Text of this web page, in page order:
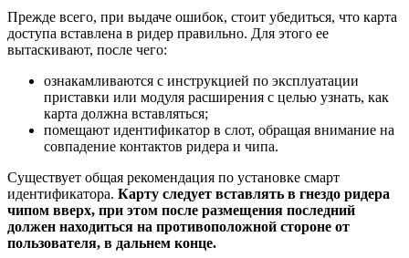
Прежде всего, при выдаче ошибок, стоит убедиться, что карта
доступа вставлена в ридер правильно. Для этого ее
вытаскивают, после чего:
ознакамливаются с инструкцией по эксплуатации
приставки или модуля расширения с целью узнать, как
карта должна вставляться;
помещают идентификатор в слот, обращая внимание на
совпадение контактов ридера и чипа.
Существует общая рекомендация по установке смарт
идентификатора. Карту следует вставлять в гнездо ридера
чипом вверх, при этом после размещения последний
должен находиться на противоположной стороне от
пользователя, в дальнем конце.